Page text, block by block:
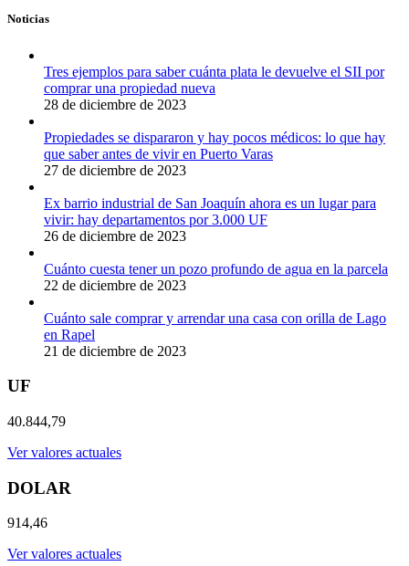
Noticias
Tres ejemplos para saber cuánta plata le devuelve el SII por
comprar una propiedad nueva
28 de diciembre de 2023
Propiedades se dispararon y hay pocos médicos: lo que hay
que saber antes de vivir en Puerto Varas
27 de diciembre de 2023
Ex barrio industrial de San Joaquín ahora es un lugar para
vivir: hay departamentos por 3.000 UF
26 de diciembre de 2023
Cuánto cuesta tener un pozo profundo de agua en la parcela
22 de diciembre de 2023
Cuánto sale comprar y arrendar una casa con orilla de Lago
en Rapel
21 de diciembre de 2023
UF
40.844,79
Ver valores actuales
DOLAR
914,46
Ver valores actuales